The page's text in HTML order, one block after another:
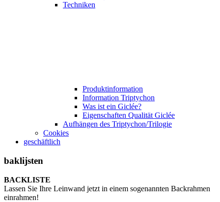
Techniken
Produktinformation
Information Triptychon
Was ist ein Giclée?
Eigenschaften Qualität Giclée
Aufhängen des Triptychon/Trilogie
Cookies
geschäftlich
baklijsten
BACKLISTE
Lassen Sie Ihre Leinwand jetzt in einem sogenannten Backrahmen
einrahmen!